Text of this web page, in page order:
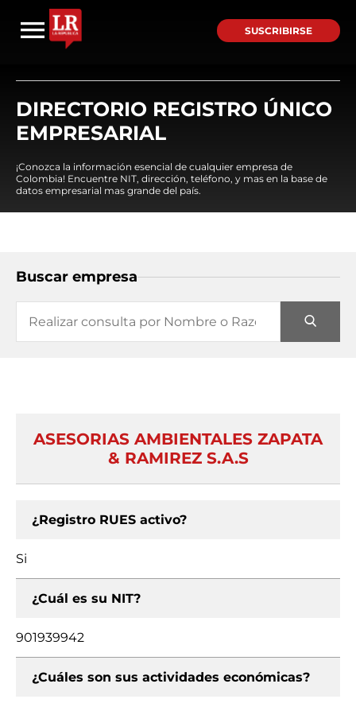
SUSCRIBIRSE
DIRECTORIO REGISTRO ÚNICO
EMPRESARIAL
¡Conozca la información esencial de cualquier empresa de
Colombia! Encuentre NIT, dirección, teléfono, y mas en la base de
datos empresarial mas grande del país.
Buscar empresa
ASESORIAS AMBIENTALES ZAPATA
& RAMIREZ S.A.S
¿Registro RUES activo?
Si
¿Cuál es su NIT?
901939942
¿Cuáles son sus actividades económicas?